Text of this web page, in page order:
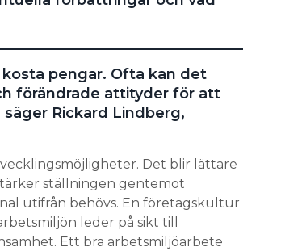
pengar. Ofta kan det
förändrade attityder för att
Rickard Lindberg,
Det blir lättare
ställningen gentemot
utifrån behövs. En företagskultur
leder på sikt till
Ett bra arbetsmiljöarbete